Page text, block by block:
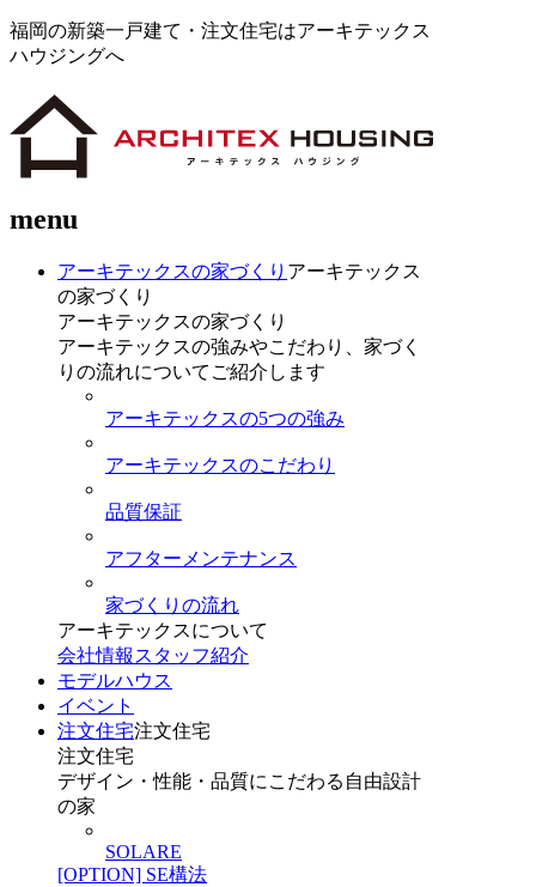
福岡の新築一戸建て・注文住宅はアーキテックス
ハウジングへ
menu
アーキテックスの家づくり アーキテックス
の家づくり
アーキテックスの家づくり
アーキテックスの強みやこだわり、家づく
りの流れについてご紹介します
アーキテックスの5つの強み
アーキテックスのこだわり
品質保証
アフターメンテナンス
家づくりの流れ
アーキテックスについて
会社情報 スタッフ紹介
モデルハウス
イベント
注文住宅注文住宅
注文住宅
デザイン・性能・品質にこだわる自由設計
の家
SOLARE
[OPTION] SE構法